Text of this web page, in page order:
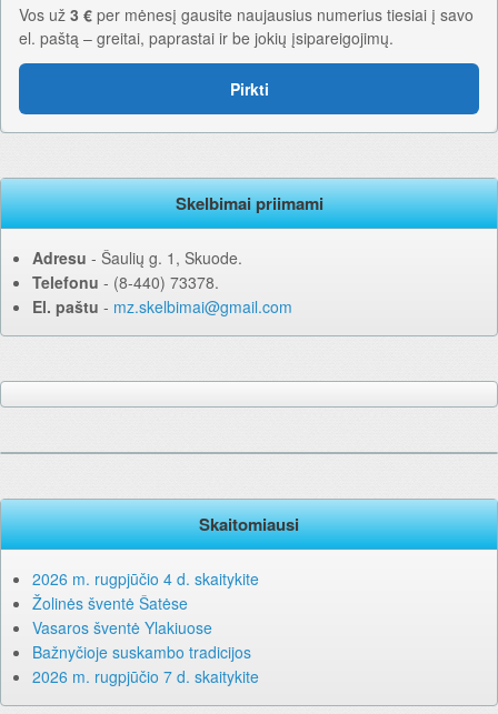
Vos už 3 € per mėnesį gausite naujausius numerius tiesiai į savo
el. paštą – greitai, paprastai ir be jokių įsipareigojimų.
Pirkti
Skelbimai priimami
Adresu ‐ Šaulių g. 1, Skuode.
Telefonu ‐ (8-440) 73378.
El. paštu ‐ mz.skelbimai@gmail.com
Skaitomiausi
2026 m. rugpjūčio 4 d. skaitykite
Žolinės šventė Šatėse
Vasaros šventė Ylakiuose
Bažnyčioje suskambo tradicijos
2026 m. rugpjūčio 7 d. skaitykite